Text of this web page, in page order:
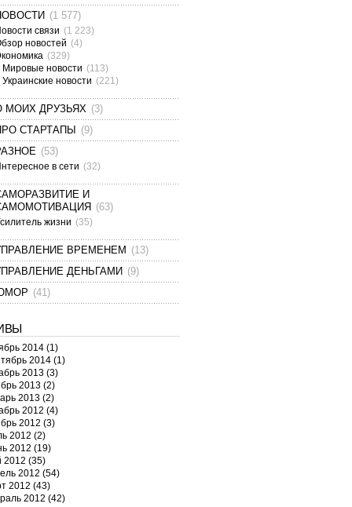
(1 577)
связи (1 223)
новостей (4)
(329)
Мировые новости (113)
Украинские новости (221)
МОИХ ДРУЗЬЯХ (3)
СТАРТАПЫ
(9)
(53)
в сети (32)
И
(63)
жизни (35)
ВРЕМЕНЕМ (13)
ДЕНЬГАМИ (9)
(41)
2014(1)
2014(1)
2013(3)
2013(2)
2013(2)
2012 (4)
2012 (3)
2012 (2)
2012 (19)
2012 (35)
2012 (54)
2012 (43)
2012 (42)